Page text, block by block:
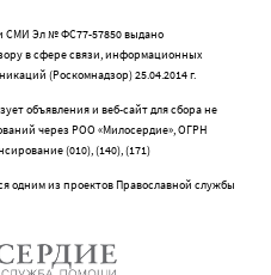
СМИ Эл № ФС77-57850 выдано
в сфере связи, информационных
(Роскомнадзор) 25.04.2014 г.
объявления и веб-сайт для сбора не
через РОО «Милосердие», ОГРН
(010), (140), (171)
одним из проектов Православной службы